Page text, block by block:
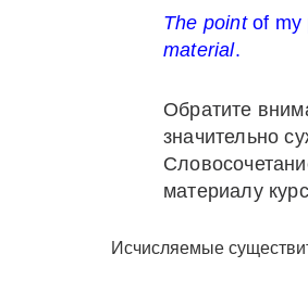
The pointof my
material.
Обратите
значительно
материалу
Исчисляемые